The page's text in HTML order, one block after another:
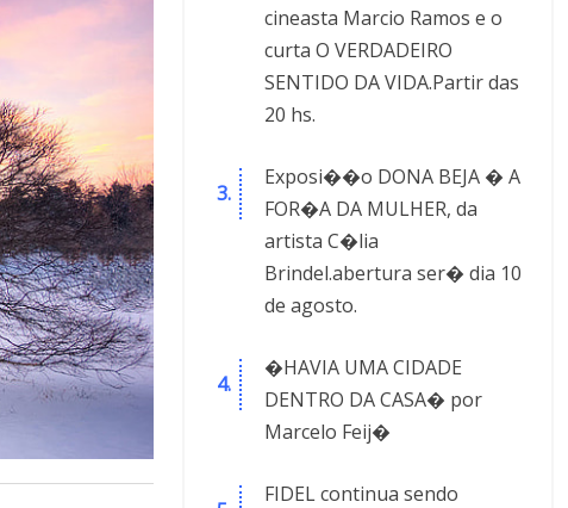
cineasta Marcio Ramos e o
curta O VERDADEIRO
SENTIDO DA VIDA.Partir das
20 hs.
Exposi��o DONA BEJA � A
FOR�A DA MULHER, da
artista C�lia
Brindel.abertura ser� dia 10
de agosto.
�HAVIA UMA CIDADE
DENTRO DA CASA� por
Marcelo Feij�
FIDEL continua sendo